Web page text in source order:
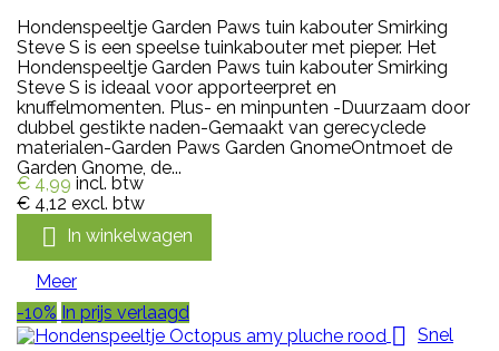
Hondenspeeltje Garden Paws tuin kabouter Smirking
Steve S is een speelse tuinkabouter met pieper. Het
Hondenspeeltje Garden Paws tuin kabouter Smirking
Steve S is ideaal voor apporteerpret en
knuffelmomenten. Plus- en minpunten -Duurzaam door
dubbel gestikte naden-Gemaakt van gerecyclede
materialen-Garden Paws Garden GnomeOntmoet de
Garden Gnome, de...
€ 4,99 incl. btw
€ 4,12 excl. btw
 In winkelwagen
Meer
-10% In prijs verlaagd
 Snel